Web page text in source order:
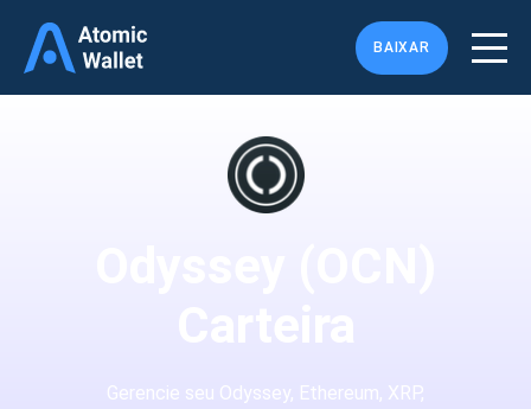
BAIXAR
Gerencie seu Odyssey, Ethereum, XRP,